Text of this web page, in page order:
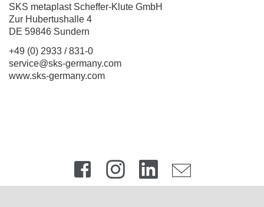
SKS metaplast Scheffer-Klute GmbH
Zur Hubertushalle 4
DE 59846 Sundern
+49 (0) 2933 / 831-0
service@sks-germany.com
www.sks-germany.com